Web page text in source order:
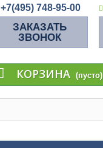
+7(495) 748-95-00
ЗАКАЗАТЬ
ЗВОНОК
КОРЗИНА (пусто)